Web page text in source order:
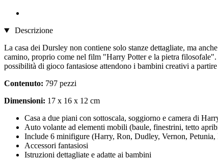
Descrizione
La casa dei Dursley non contiene solo stanze dettagliate, ma
camino, proprio come nel film "Harry Potter e la pietra
possibilità di gioco fantasiose attendono i bambini creativi a
Contenuto: 797 pezzi
Dimensioni: 17 x 16 x 12 cm
Casa a due piani con sottoscala, soggiorno e camera di
Auto volante ad elementi mobili (baule, finestrini, tetto
Include 6 minifigure (Harry, Ron, Dudley, Vernon,
Accessori fantasiosi
Istruzioni dettagliate e adatte ai bambini